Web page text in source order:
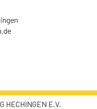
HECHINGEN E.V.